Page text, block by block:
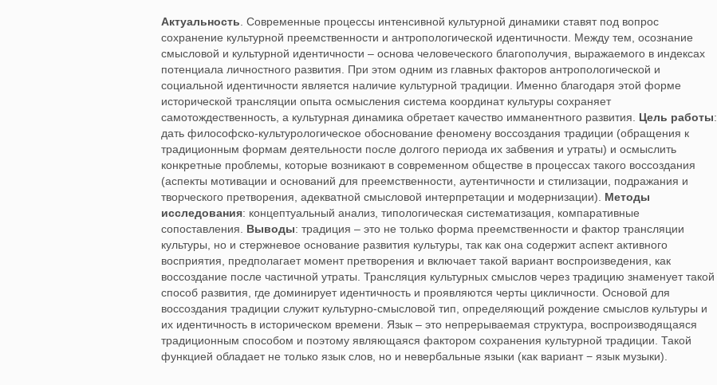
Актуальность . Современные процессы интенсивной культурной динамики ставят под вопрос
сохранение культурной преемственности и антропологической идентичности. Между тем, осознание
смысловой и культурной идентичности – основа человеческого благополучия, выражаемого в индексах
потенциала личностного развития. При этом одним из главных факторов антропологической и
социальной идентичности является наличие культурной традиции. Именно благодаря этой форме
исторической трансляции опыта осмысления система координат культуры сохраняет
самотождественность, а культурная динамика обретает качество имманентного развития. Цель работы:
дать философско-культурологическое обоснование феномену воссоздания традиции (обращения к
традиционным формам деятельности после долгого периода их забвения и утраты) и осмыслить
конкретные проблемы, которые возникают в современном обществе в процессах такого воссоздания
(аспекты мотивации и оснований для преемственности, аутентичности и стилизации, подражания и
творческого претворения, адекватной смысловой интерпретации и модернизации). Методы
исследования: концептуальный анализ, типологическая систематизация, компаративные
сопоставления. Выводы: традиция – это не только форма преемственности и фактор трансляции
культуры, но и стержневое основание развития культуры, так как она содержит аспект активного
восприятия, предполагает момент претворения и включает такой вариант воспроизведения, как
воссоздание после частичной утраты. Трансляция культурных смыслов через традицию знаменует такой
способ развития, где доминирует идентичность и проявляются черты цикличности. Основой для
воссоздания традиции служит культурно-смысловой тип, определяющий рождение смыслов культуры и
их идентичность в историческом времени. Язык – это непрерываемая структура, воспроизводящаяся
традиционным способом и поэтому являющаяся фактором сохранения культурной традиции. Такой
функцией обладает не только язык слов, но и невербальные языки (как вариант − язык музыки).